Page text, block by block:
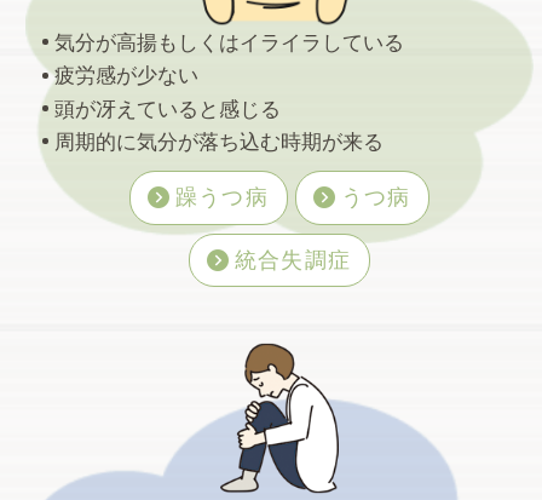
2026年8月から偶数週の月曜日午前中の診療
を開始します。診療の予約可能時間は10時〜
13時の予定です。荒川区・町屋・…
2026.07.06
気分が高揚もしくはイライラしている
疲労感が少ない
頭が冴えていると感じる
周期的に気分が落ち込む時期が来る
躁うつ病 うつ病
統合失調症